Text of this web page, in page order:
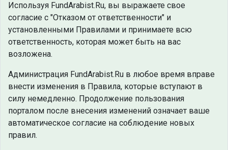
Используя FundArabist.Ru, вы выражаете свое
согласие с "Отказом от ответственности" и
установленными Правилами и принимаете всю
ответственность, которая может быть на вас
возложена.
Администрация FundArabist.Ru в любое время вправе
внести изменения в Правила, которые вступают в
силу немедленно. Продолжение пользования
порталом после внесения изменений означает ваше
автоматическое согласие на соблюдение новых
правил.